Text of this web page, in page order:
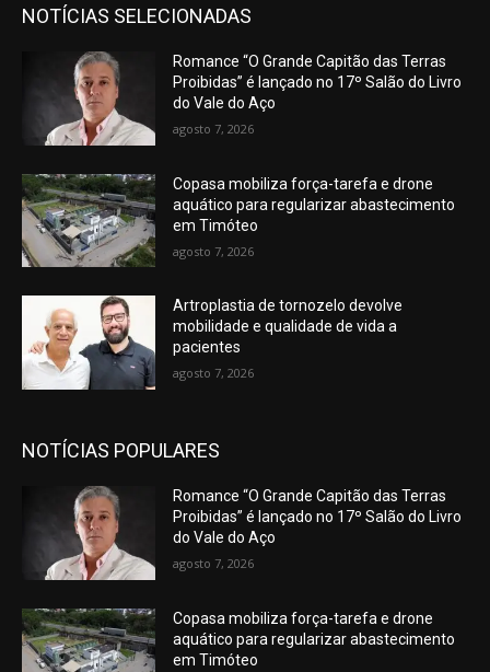
NOTÍCIAS SELECIONADAS
Romance “O Grande Capitão das Terras
Proibidas” é lançado no 17º Salão do Livro
do Vale do Aço
agosto 7, 2026
Copasa mobiliza força-tarefa e drone
aquático para regularizar abastecimento
em Timóteo
agosto 7, 2026
Artroplastia de tornozelo devolve
mobilidade e qualidade de vida a
pacientes
agosto 7, 2026
NOTÍCIAS POPULARES
Romance “O Grande Capitão das Terras
Proibidas” é lançado no 17º Salão do Livro
do Vale do Aço
agosto 7, 2026
Copasa mobiliza força-tarefa e drone
aquático para regularizar abastecimento
em Timóteo